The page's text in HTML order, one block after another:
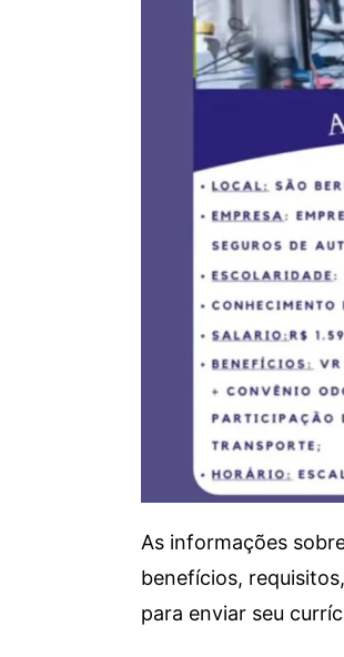
As informações
benefícios,
para enviar seu